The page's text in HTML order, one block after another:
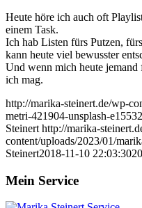
Heute höre ich auch oft
einem Task.
Ich hab Listen fürs Putzen,
kann heute viel bewusster
Und wenn mich heute jemand
ich mag.
http://marika-steinert.de/wp-
metri-421904-unsplash-
Steinert http://marika-
content/uploads/2023/01/
Steinert2018-11-10 22:03:30
Mein Service